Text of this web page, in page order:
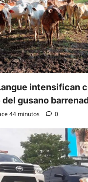
intensifican
gusano
44 minutos 0